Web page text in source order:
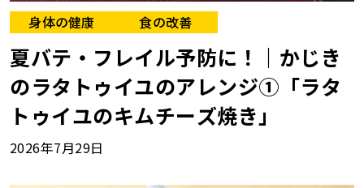
身体の健康 食の改善
夏バテ・フレイル予防に！｜かじき
のラタトゥイユのアレンジ①「ラタ
トゥイユのキムチーズ焼き」
2026年7月29日